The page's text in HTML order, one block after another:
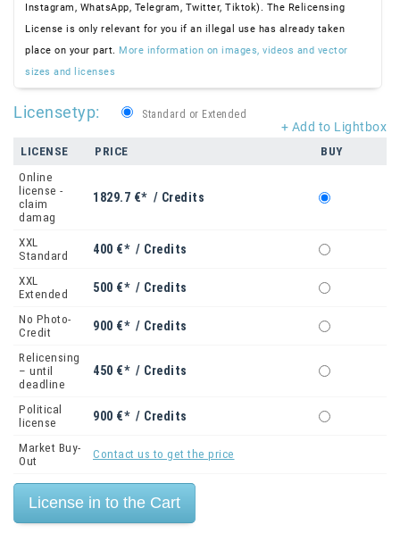
Instagram, WhatsApp, Telegram, Twitter, Tiktok). The Relicensing
License is only relevant for you if an illegal use has already taken
place on your part. More information on images, videos and vector
sizes and licenses
+ Add to Lightbox
Licensetyp: Standard or Extended
LICENSE PRICE
BUY
Online
license -
claim
damag
1829.7 €* / Credits
XXL
Standard
400 €* / Credits
XXL
Extended
500 €* / Credits
No Photo-
Credit
900 €* / Credits
Relicensing
– until
deadline
450 €* / Credits
Political
license
900 €* / Credits
Market Buy-
Out
Contact us to get the price